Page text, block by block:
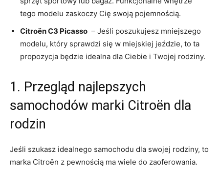
‌tego‍ modelu ‌zaskoczy Cię swoją pojemnością.
Citroën C3 Picasso ‍ – Jeśli poszukujesz mniejszego
modelu, który ⁣sprawdzi się w miejskiej jeździe, to ta
propozycja będzie‌ idealna ​dla Ciebie i Twojej rodziny.
1. Przegląd najlepszych
samochodów marki Citroën dla
rodzin
Jeśli szukasz ⁤idealnego samochodu ⁢dla swojej rodziny, to
marka ⁢Citroën z pewnością ‌ma wiele do zaoferowania.​